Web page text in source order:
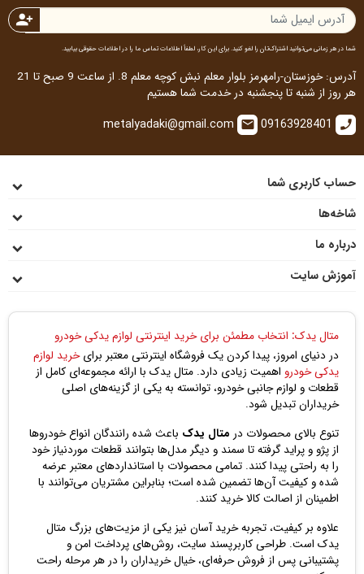
person_add
شما در هر زمانی می‌توانید اشتراک‌تان را لغو کنید. برای این کار، لطفاً اطلاعات تماس ما را در اطلاعات حقوقی بیابید.
آدرس: خوزستان-رامهرمز بلوار معلم نبش کوچه معلم 8. از ساعت 9 صبح تا 21
هر روز از شنبه تا پنجشنبه در خدمت شما هستیم
call
09163928401
email
حساب کاربری شما
شاخه‌ها
درباره ما
آموزش سایت
متال یدک: انتخاب مطمئن برای خرید اینترنتی لوازم یدکی خودرو
در دنیای امروز، پیدا کردن یک فروشگاه اینترنتی معتبر برایخرید لوازم
یدکی خودرو اهمیت زیادی دارد. متال یدک با ارائه مجموعه‌ای کامل از
قطعات و لوازم جانبی خودرو، توانسته به یکی از گزینه‌های اصلی
خریداران تبدیل شود.
تنوع بالای محصولات در متال یدک باعث شده رانندگان انواع خودروها
از پژو و پراید گرفته تا سمند و دیگر مدل‌ها بتوانند قطعات موردنیاز خود
را به راحتی پیدا کنند. تمامی محصولات با استانداردهای معتبر عرضه
شده و کیفیت آن‌ها تضمین شده است؛ بنابراین مشتریان می‌توانند با
اطمینان از اصالت کالا خرید کنند.
علاوه بر کیفیت، تجربه خرید آسان نیز یکی از مزیت‌های بزرگ متال
یدک است. طراحی کاربرپسند سایت، روش‌های پرداخت امن و
پشتیبانی پس از فروش حرفه‌ای، خیال خریداران را در هر مرحله راحت